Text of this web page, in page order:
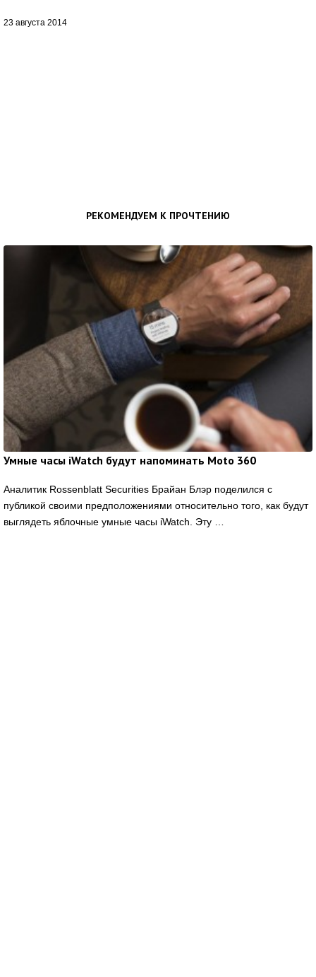
23 августа 2014
РЕКОМЕНДУЕМ К ПРОЧТЕНИЮ
Умные часы iWatch будут напоминать Moto 360
Аналитик Rossenblatt Securities Брайан Блэр поделился с
публикой своими предположениями относительно того, как будут
выглядеть яблочные умные часы iWatch. Эту …